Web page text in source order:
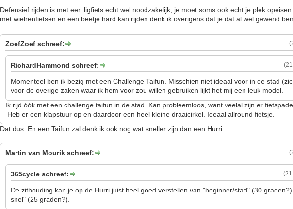
Defensief rijden is met een ligfiets echt wel noodzakelijk, je moet soms ook echt je plek
met wielrenfietsen en een beetje hard kan rijden denk ik overigens dat je dat al wel gewend
ZoefZoef schreef:
RichardHammond schreef:
Momenteel ben ik bezig met een Challenge Taifun. Misschien niet ideaal voor in de stad
voor de overige zaken waar ik hem voor zou willen gebruiken lijkt het mij een leuk model.
Ik rijd óók met een challenge taifun in de stad. Kan probleemloos, want veelal zijn er
Heb er een klapstuur op en daardoor een heel kleine draaicirkel. Ideaal allround fietsje.
Dat dus. En een Taifun zal denk ik ook nog wat sneller zijn dan een Hurri.
Martin van Mourik schreef:
365cycle schreef:
De zithouding kan je op de Hurri juist heel goed verstellen van "beginner/stad" (30
snel" (25 graden?).